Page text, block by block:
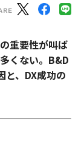
重要性が叫ば
くない。B&D
と、DX成功の